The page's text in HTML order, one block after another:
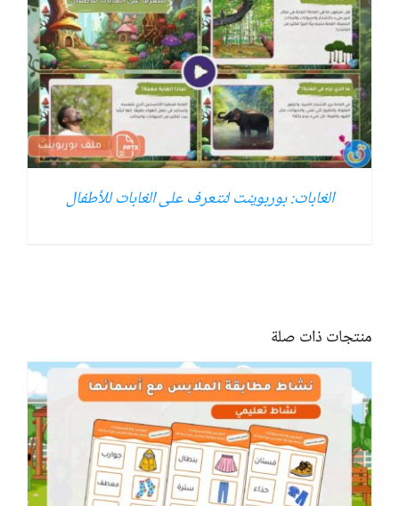
الغابات: بوربوينت لنتعرف على الغابات للأطفال
منتجات ذات صلة